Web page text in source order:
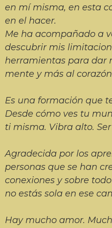
en mí misma, en esta
en el hacer.
Me ha acompañado a
descubrir mis
herramientas para dar
mente y más al
Es una formación que
Desde cómo ves tu
ti misma. Vibra alto. Ser
Agradecida por los
personas que se han
conexiones y sobre
no estás sola en ese
Hay mucho amor.